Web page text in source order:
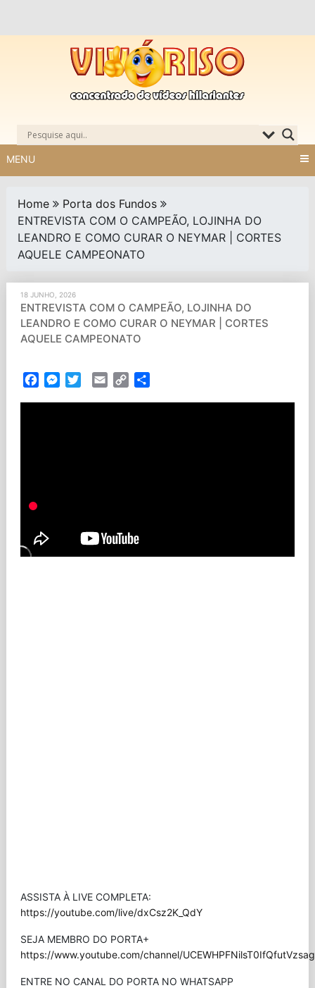
MENU
Home
Porta dos Fundos
ENTREVISTA COM O CAMPEÃO, LOJINHA DO
LEANDRO E COMO CURAR O NEYMAR | CORTES
AQUELE CAMPEONATO
18 JUNHO, 2026
ENTREVISTA COM O CAMPEÃO, LOJINHA DO
LEANDRO E COMO CURAR O NEYMAR | CORTES
AQUELE CAMPEONATO
FacebookMessenger
TwitterEmail Copy
ASSISTA À LIVE COMPLETA:
https://youtube.com/live/dxCsz2K_QdY
SEJA MEMBRO DO PORTA+
https://www.youtube.com/channel/
ENTRE NO CANAL DO PORTA NO WHATSAPP